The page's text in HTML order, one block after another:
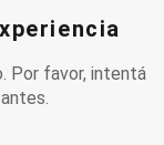
Por favor, intentá